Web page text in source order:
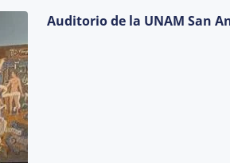
Auditorio de la UNAM San